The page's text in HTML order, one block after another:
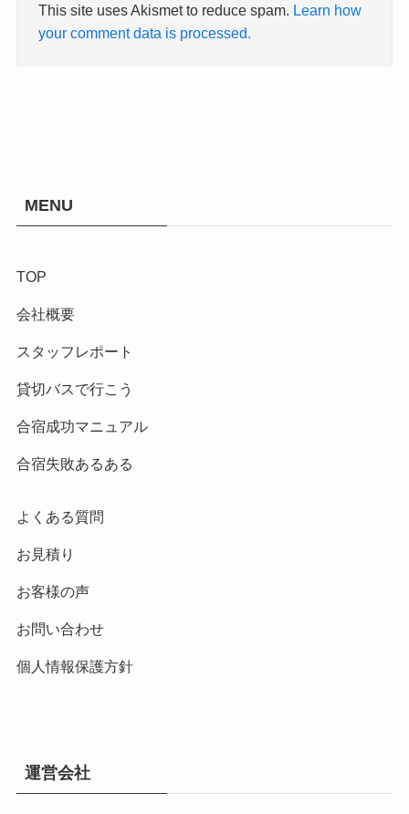
This site uses Akismet to reduce spam. Learn how
your comment data is processed.
MENU
TOP
会社概要
スタッフレポート
貸切バスで行こう
合宿成功マニュアル
合宿失敗あるある
よくある質問
お見積り
お客様の声
お問い合わせ
個人情報保護方針
運営会社